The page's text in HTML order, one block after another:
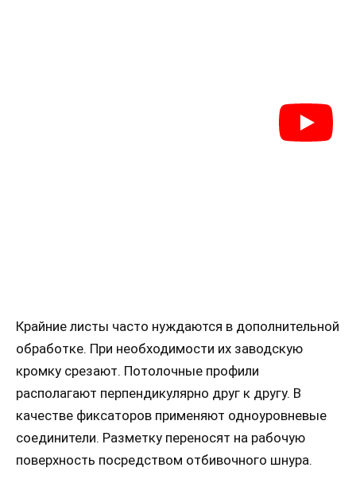
Крайние листы часто нуждаются в дополнительной
обработке. При необходимости их заводскую
кромку срезают. Потолочные профили
располагают перпендикулярно друг к другу. В
качестве фиксаторов применяют одноуровневые
соединители. Разметку переносят на рабочую
поверхность посредством отбивочного шнура.